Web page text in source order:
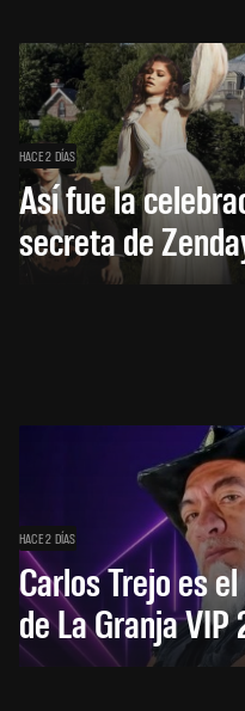
HACE 2 DÍAS
Así fue la
secreta de
HACE 2 DÍAS
Carlos Trejo es
de La Granja VIP